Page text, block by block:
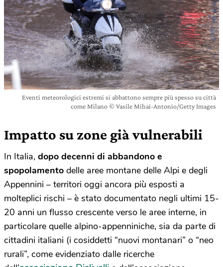
Eventi meteorologici estremi si abbattono sempre più spesso su città
come Milano © Vasile Mihai-Antonio/Getty Images
Impatto su zone già vulnerabili
In Italia, dopo decenni di abbandono e
spopolamento delle aree montane delle Alpi e degli
Appennini – territori oggi ancora più esposti a
molteplici rischi – è stato documentato negli ultimi 15-
20 anni un flusso crescente verso le aree interne, in
particolare quelle alpino-appenniniche, sia da parte di
cittadini italiani (i cosiddetti “nuovi montanari” o “neo
rurali”, come evidenziato dalle ricerche